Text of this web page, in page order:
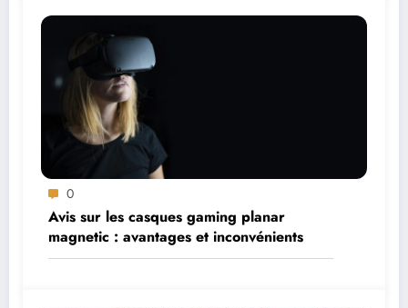
0
Avis sur les casques gaming planar
magnetic : avantages et inconvénients